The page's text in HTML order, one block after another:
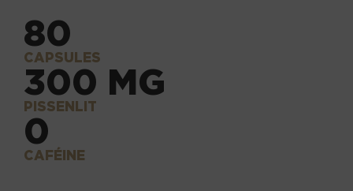
80
CAPSULES
300 MG
PISSENLIT
0
CAFÉINE